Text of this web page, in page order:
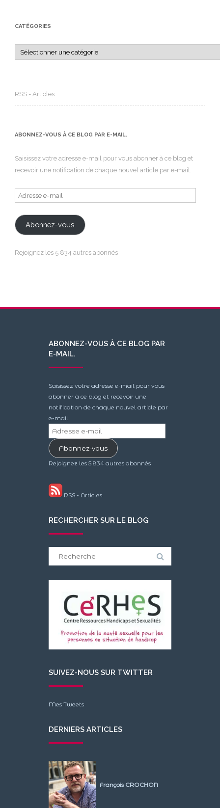
CATÉGORIES
Catégories
RSS - Articles
ABONNEZ-VOUS À CE BLOG PAR E-MAIL.
Saisissez votre adresse e-mail pour vous abonner à ce blog et
recevoir une notification de chaque nouvel article par e-mail.
Adresse
e-
mail
Abonnez-vous
Rejoignez les 5 834 autres abonnés
ABONNEZ-VOUS À CE BLOG PAR
E-MAIL.
Saisissez votre adresse e-mail pour vous
abonner à ce blog et recevoir une
notification de chaque nouvel article par
e-mail.
Adresse
e-
mailAbonnez-vous
Rejoignez les 5 834 autres abonnés
RSS - Articles
RECHERCHER SUR LE BLOG
SUIVEZ-NOUS SUR TWITTER
Mes Tweets
DERNIERS ARTICLES
François CROCHON